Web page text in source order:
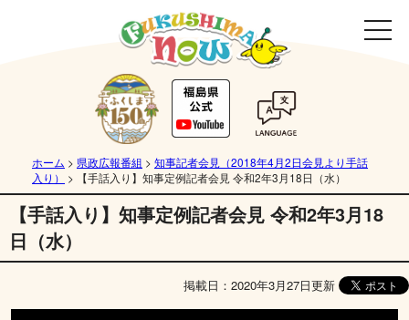
ホーム > 県政広報番組 > 知事記者会見（2018年4月2日会見より手話
入り）
> 【手話入り】知事定例記者会見 令和2年3月18日（水）
【手話入り】知事定例記者会見 令和2年3月18
日（水）
掲載日：2020年3月27日更新